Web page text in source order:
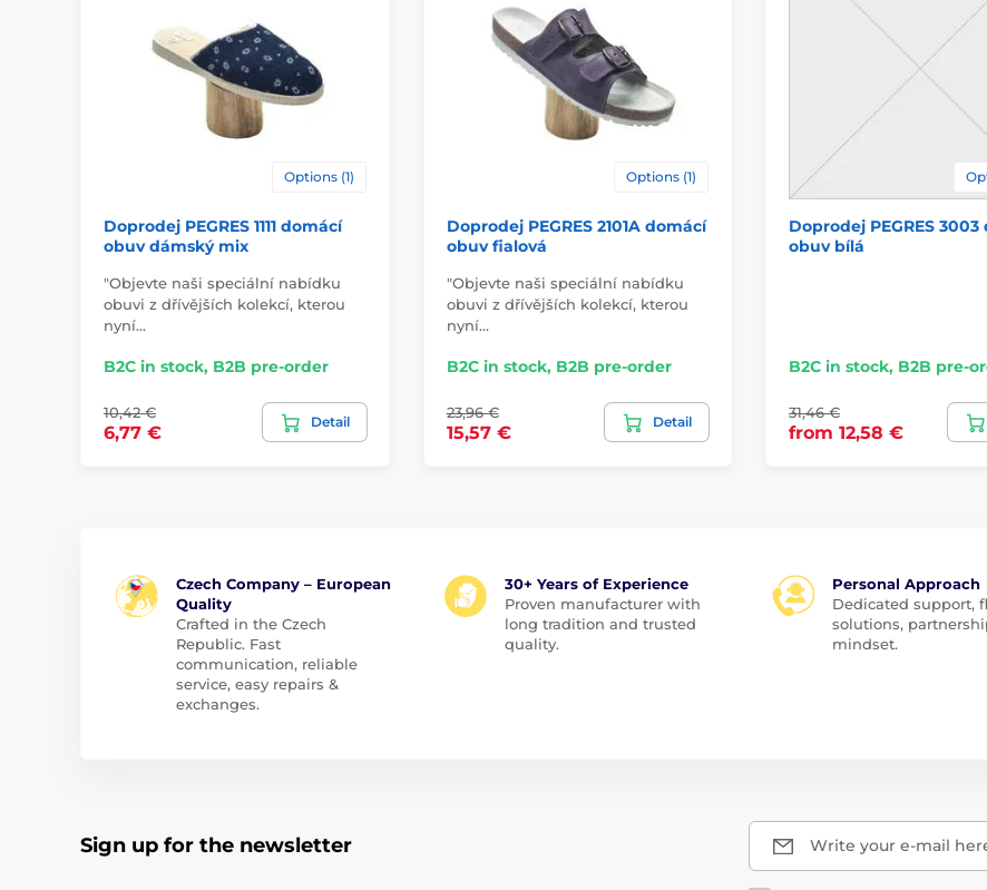
model name
Options (1)
Doprodej PEGRES 1111 domácí
obuv dámský mix
"Objevte naši speciální nabídku
obuvi z dřívějších kolekcí, kterou
nyní…
B2C in stock, B2B pre-order
10,42 €
6,77 €
Detail
Options (1)
Doprodej PEGRES 2101A domácí
obuv fialová
"Objevte naši speciální nabídku
obuvi z dřívějších kolekcí, kterou
nyní…
B2C in stock, B2B pre-order
23,96 €
15,57 €
Detail
Doprodej PEGRES
obuv bílá
B2C in stock, B2B pre-
31,46 €
from 12,58 €
Czech Company – European
Quality
Crafted in the Czech
Republic. Fast
communication, reliable
service, easy repairs &
exchanges.
30+ Years of Experience
Proven manufacturer with
long tradition and trusted
quality.
Personal Approach
Dedicated support,
solutions,
mindset.
Sign up for the newsletter Write your e-mail